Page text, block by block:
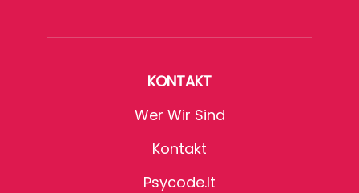
KONTAKT
Wer Wir Sind
Kontakt
Psycode.it